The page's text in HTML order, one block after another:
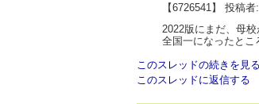
【6726541】 投稿者
2022版にまだ、母
全国一になったとこ
このスレッドの続きを見る
このスレッドに返信する